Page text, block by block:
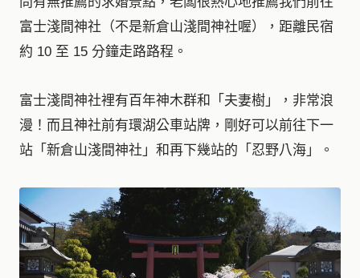
富士淺間神社（不是新倉山淺間神社喔），距離民宿
約 10 至 15 分鐘走路路程。
富士淺間神社裡有百年神木群和「夫妻樹」，非常浪
漫！而且神社前有環湖公車站牌，剛好可以前往下一
站「新倉山淺間神社」和再下幾站的「忍野八海」。